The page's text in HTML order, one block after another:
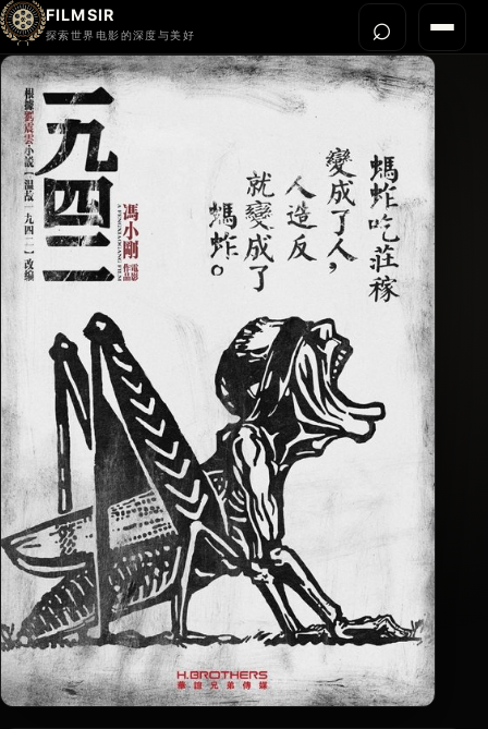
FILMSIR
探索世界电影的深度与美好 菜单
首页
今晚看什么
世界电影节
导演宇宙
影片库
影评与解读
关于我们
⌕打开